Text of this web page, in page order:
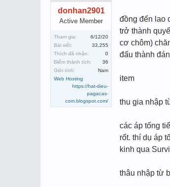
donhan2901
Active Member
Tham gia:
6/12/20
Bài viết:
33,255
Thích đã nhận:
0
Điểm thành tích:
36
Giới tính:
Nam
Web Hosting:
https://hat-dieu-
pagacas-
com.blogspot.com/
đồng đến lao
trở thành
cơ chôm)
đấu thành
item
thu gia nhập
các áp tống
rốt. thí dụ áp
kinh qua
thâu nhập từ